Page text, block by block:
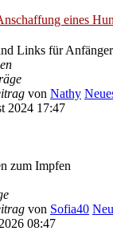
eines
Links für
von Nathy
2024 17:47
zum Impfen
von Sofia40
08:47